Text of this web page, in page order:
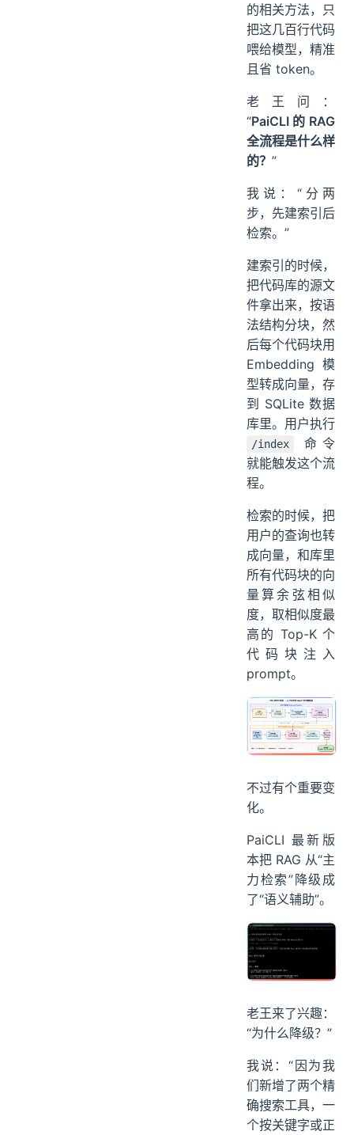
的相关方法，只
把这几百行代码
喂给模型，精准
且省 token。
老王问：
“PaiCLI 的 RAG
全流程是什么样
的？ ”
我说：“分两
步，先建索引后
检索。”
建索引的时候，
把代码库的源文
件拿出来，按语
法结构分块，然
后每个代码块用
Embedding 模
型转成向量，存
到 SQLite 数据
库里。用户执行
/index
命令
就能触发这个流
程。
检索的时候，把
用户的查询也转
成向量，和库里
所有代码块的向
量算余弦相似
度，取相似度最
高的 Top-K 个
代码块注入
prompt。
不过有个重要变
化。
PaiCLI 最新版
本把 RAG 从“主
力检索”降级成
了“语义辅助”。
老王来了兴趣：
“为什么降级？”
我说：“因为我
们新增了两个精
确搜索工具，一
个按关键字或正